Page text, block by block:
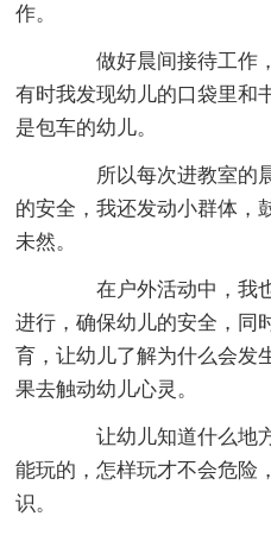
作。
做好晨间接待工作，
有时我发现幼儿的口袋里和
是包车的幼儿。
所以每次进教室的晨
的安全，我还发动小群体，
未然。
在户外活动中，我也
进行，确保幼儿的安全，同
育，让幼儿了解为什么会发
果去触动幼儿心灵。
让幼儿知道什么地方
能玩的，怎样玩才不会危险
识。